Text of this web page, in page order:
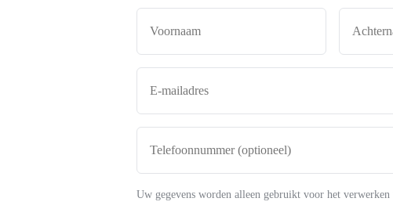
Uw gegevens worden alleen gebruikt voor het